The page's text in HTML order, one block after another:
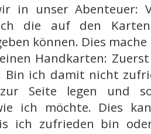
in unser Abenteuer:
die auf den Karten
können. Dies
Handkarten:
Bin ich damit nicht
Seite legen und
ich möchte. Dies
ich zufrieden bin